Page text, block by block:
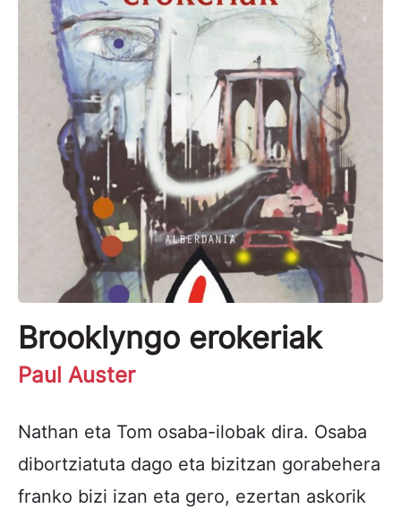
Brooklyngo erokeriak
Paul Auster
Nathan eta Tom osaba-ilobak dira. Osaba
dibortziatuta dago eta bizitzan gorabehera
franko bizi izan eta gero, ezertan askorik